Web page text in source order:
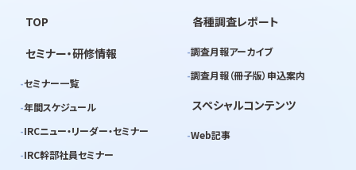
TOP
セミナー・研修情報
セミナー一覧
年間スケジュール
IRCニュー・リーダー・セミナー
IRC幹部社員セミナー
各種調査レポート
調査月報アーカイブ
調査月報（冊子版）申込案内
スペシャルコンテンツ
Web記事